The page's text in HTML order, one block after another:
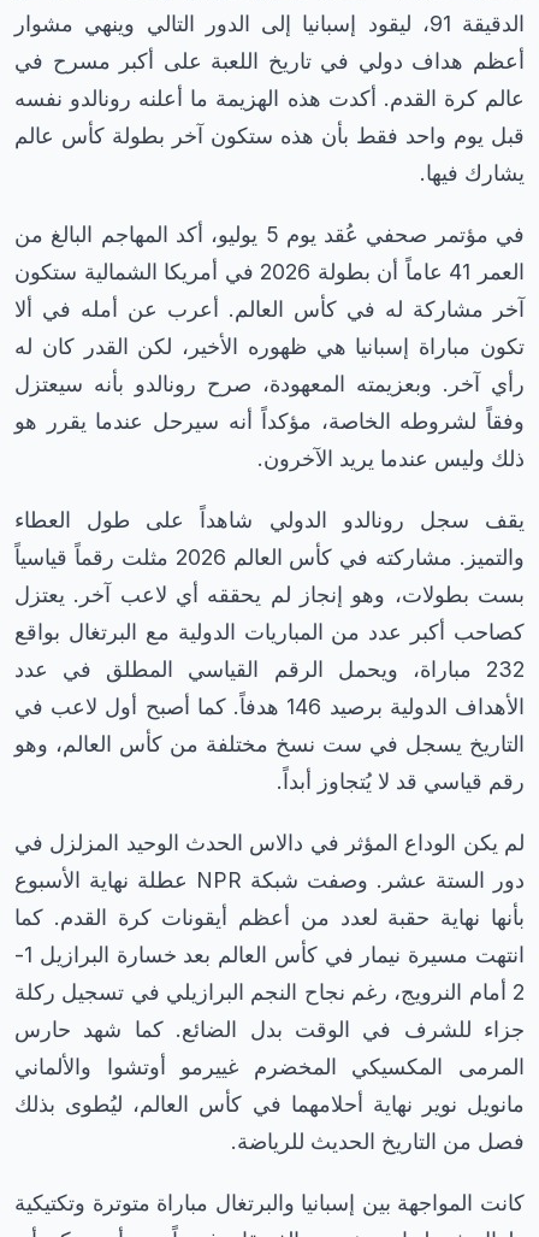
الدقيقة 91، ليقود إسبانيا إلى الدور التالي وينهي مشوار
أعظم هداف دولي في تاريخ اللعبة على أكبر مسرح في
عالم كرة القدم. أكدت هذه الهزيمة ما أعلنه رونالدو نفسه
قبل يوم واحد فقط بأن هذه ستكون آخر بطولة كأس عالم
يشارك فيها.
في مؤتمر صحفي عُقد يوم 5 يوليو، أكد المهاجم البالغ من
العمر 41 عاماً أن بطولة 2026 في أمريكا الشمالية ستكون
آخر مشاركة له في كأس العالم. أعرب عن أمله في ألا
تكون مباراة إسبانيا هي ظهوره الأخير، لكن القدر كان له
رأي آخر. وبعزيمته المعهودة، صرح رونالدو بأنه سيعتزل
وفقاً لشروطه الخاصة، مؤكداً أنه سيرحل عندما يقرر هو
ذلك وليس عندما يريد الآخرون.
يقف سجل رونالدو الدولي شاهداً على طول العطاء
والتميز. مشاركته في كأس العالم 2026 مثلت رقماً قياسياً
بست بطولات، وهو إنجاز لم يحققه أي لاعب آخر. يعتزل
كصاحب أكبر عدد من المباريات الدولية مع البرتغال بواقع
232 مباراة، ويحمل الرقم القياسي المطلق في عدد
الأهداف الدولية برصيد 146 هدفاً. كما أصبح أول لاعب في
التاريخ يسجل في ست نسخ مختلفة من كأس العالم، وهو
رقم قياسي قد لا يُتجاوز أبداً.
لم يكن الوداع المؤثر في دالاس الحدث الوحيد المزلزل في
دور الستة عشر. وصفت شبكة NPR عطلة نهاية الأسبوع
بأنها نهاية حقبة لعدد من أعظم أيقونات كرة القدم. كما
انتهت مسيرة نيمار في كأس العالم بعد خسارة البرازيل 1-
2 أمام النرويج، رغم نجاح النجم البرازيلي في تسجيل ركلة
جزاء للشرف في الوقت بدل الضائع. كما شهد حارس
المرمى المكسيكي المخضرم غييرمو أوتشوا والألماني
مانويل نوير نهاية أحلامهما في كأس العالم، ليُطوى بذلك
فصل من التاريخ الحديث للرياضة.
كانت المواجهة بين إسبانيا والبرتغال مباراة متوترة وتكتيكية